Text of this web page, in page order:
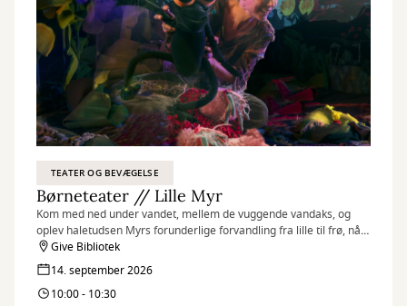
TEATER OG BEVÆGELSE
Børneteater // Lille Myr
Kom med ned under vandet, mellem de vuggende vandaks, og
oplev haletudsen Myrs forunderlige forvandling fra lille til frø, når
Teatret st. tv besøger Give Bibliotek med en sanselig forestilling
for de små.
Give Bibliotek
14. september 2026
10:00 - 10:30